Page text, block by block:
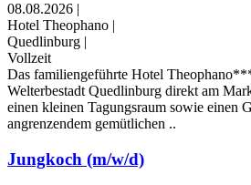
08.08.2026 |
Hotel Theophano |
Quedlinburg |
Vollzeit
Das familiengeführte Hotel
Welterbestadt Quedlinburg direkt am
einen kleinen Tagungsraum sowie einen
angrenzendem gemütlichen ..
Jungkoch (m/w/d)